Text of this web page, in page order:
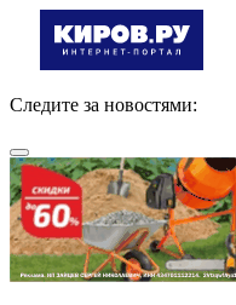
Следите за новостями: